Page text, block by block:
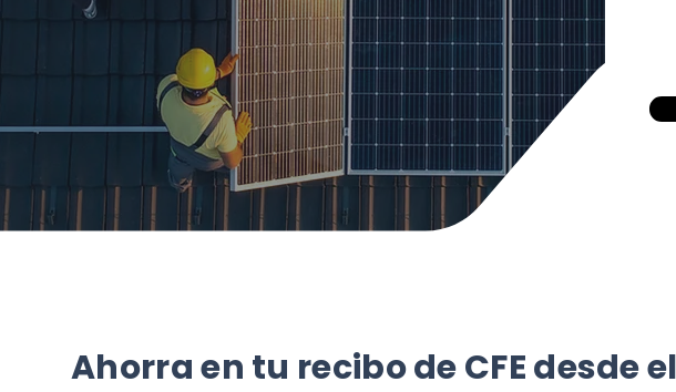
Ahorra en tu recibo de CFE desde